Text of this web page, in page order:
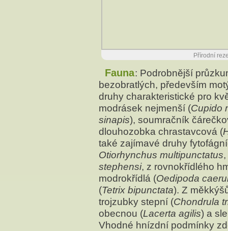
Přírodní
Fauna: Podrobnější
bezobratlých, především
druhy charakteristické pro
modrásek nejmenší (Cupido
sinapis), soumračník
dlouhozobka chrastavcová (
také zajímavé druhy
Otiorhynchus multipunctatus
stephensi, z rovnokřídlého
modrokřídlá (Oedipoda
(Tetrix bipunctata). Z
trojzubky stepní (Chondrula
obecnou (Lacerta agilis) a
Vhodné hnízdní podmínky